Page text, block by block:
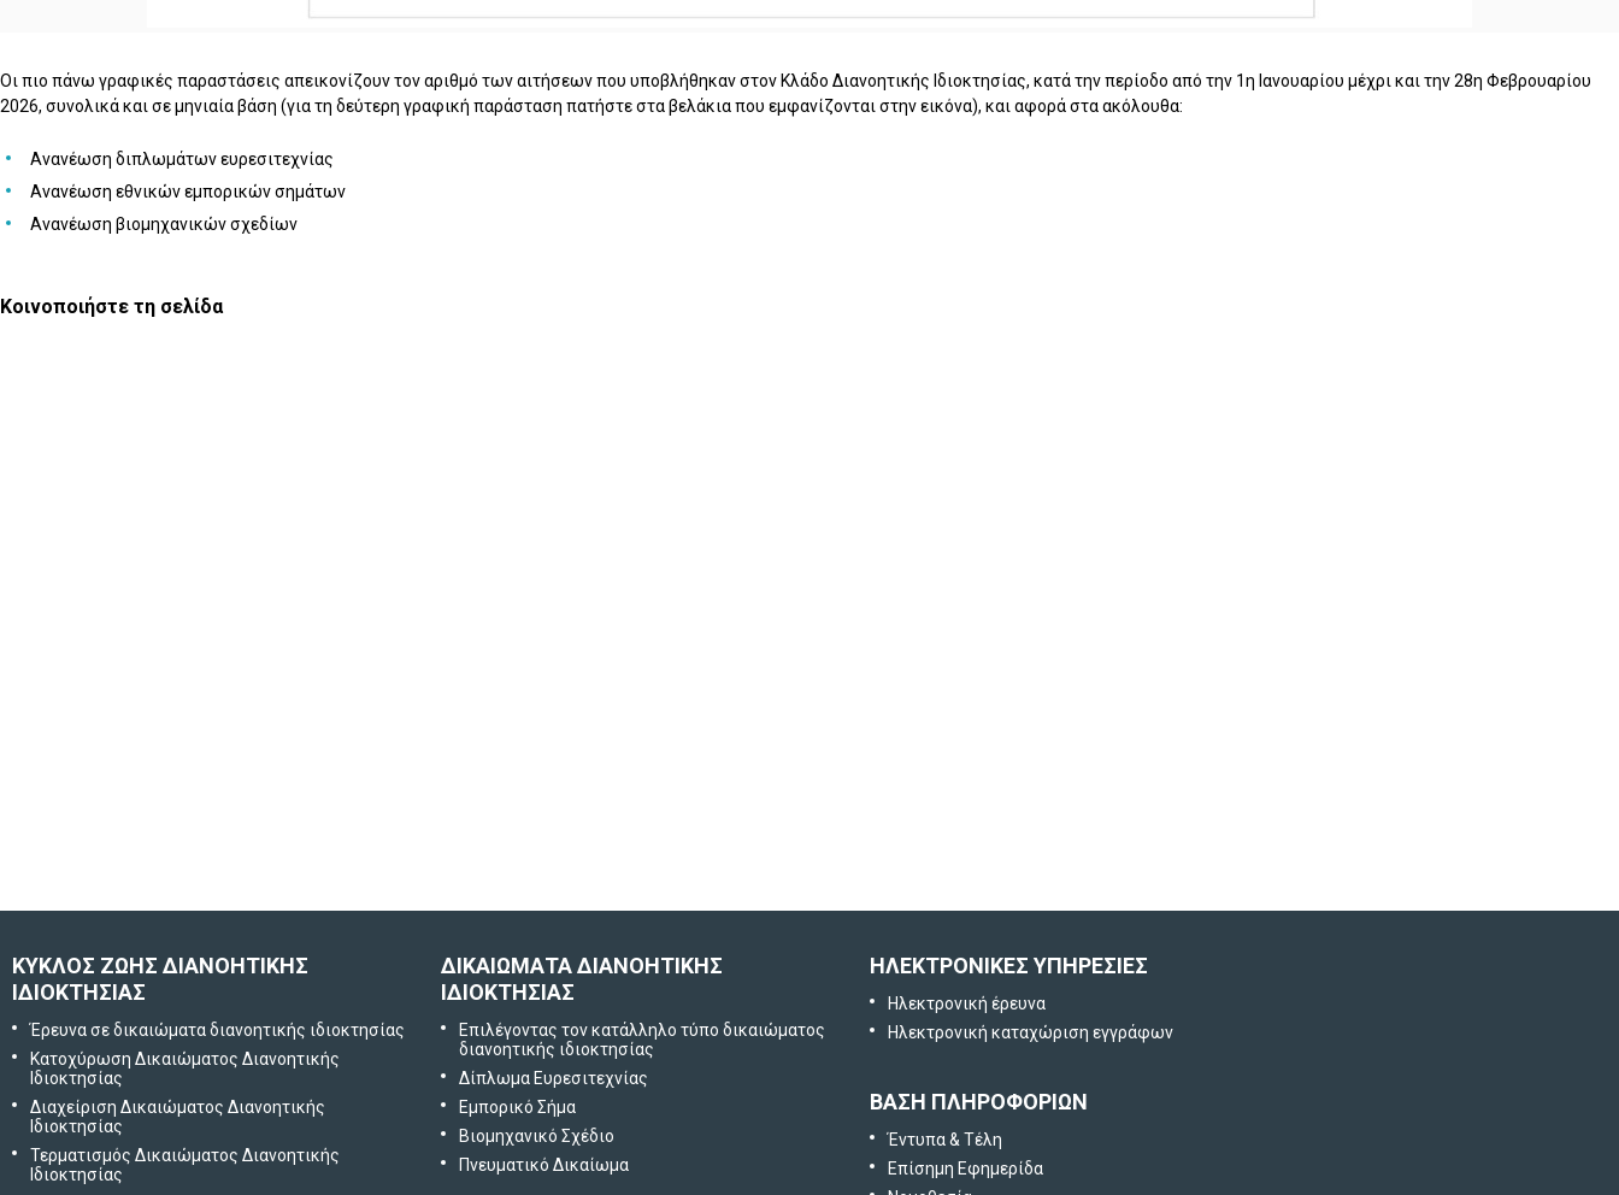
Οι πιο πάνω γραφικές παραστάσεις απεικονίζουν τον αριθμό των αιτήσεων που υποβλήθηκαν στον Κλάδο Διανοητικής Ιδιοκτησίας, κατά την περίοδο από την 1η Ιανουαρίου μέχρι και την 28η Φεβρουαρίου
2026, συνολικά και σε μηνιαία βάση (για τη δεύτερη γραφική παράσταση πατήστε στα βελάκια που εμφανίζονται στην εικόνα), και αφορά στα ακόλουθα:
Ανανέωση διπλωμάτων ευρεσιτεχνίας
Ανανέωση εθνικών εμπορικών σημάτων
Ανανέωση βιομηχανικών σχεδίων
Κοινοποιήστε τη σελίδα
ΚΥΚΛΟΣ ΖΩΗΣ ΔΙΑΝΟΗΤΙΚΗΣ
ΙΔΙΟΚΤΗΣΙΑΣ
Έρευνα σε δικαιώματα διανοητικής ιδιοκτησίας
Κατοχύρωση Δικαιώματος Διανοητικής
Ιδιοκτησίας
Διαχείριση Δικαιώματος Διανοητικής
Ιδιοκτησίας
Τερματισμός Δικαιώματος Διανοητικής
Ιδιοκτησίας
ΔΙΚΑΙΩΜΑΤΑ ΔΙΑΝΟΗΤΙΚΗΣ
ΙΔΙΟΚΤΗΣΙΑΣ
Επιλέγοντας τον κατάλληλο τύπο δικαιώματος
διανοητικής ιδιοκτησίας
Δίπλωμα Ευρεσιτεχνίας
Εμπορικό Σήμα
Βιομηχανικό Σχέδιο
Πνευματικό Δικαίωμα
ΗΛΕΚΤΡΟΝΙΚΕΣ ΥΠΗΡΕΣΙΕΣ
Ηλεκτρονική έρευνα
Ηλεκτρονική καταχώριση εγγράφων
ΒΑΣΗ ΠΛΗΡΟΦΟΡΙΩΝ
Έντυπα & Τέλη
Επίσημη Εφημερίδα